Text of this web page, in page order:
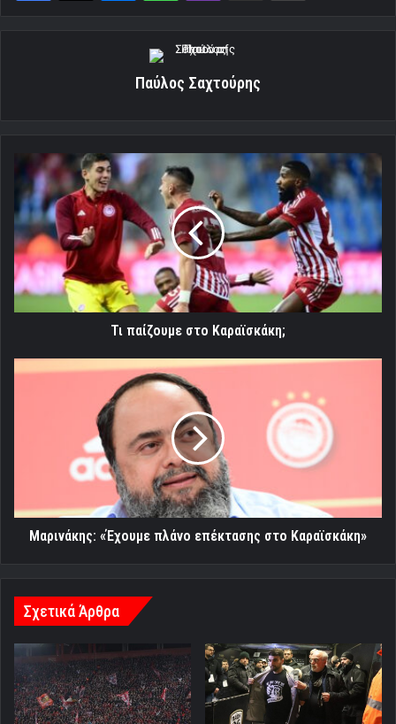
Παύλος Σαχτούρης
παίζουμε
στο
Καραϊσκάκη;
Τι παίζουμε στο Καραϊσκάκη;
Καραϊσκάκη»
Μαρινάκης: «Έχουμε πλάνο επέκτασης στο Καραϊσκάκη»
Σχετικά Άρθρα